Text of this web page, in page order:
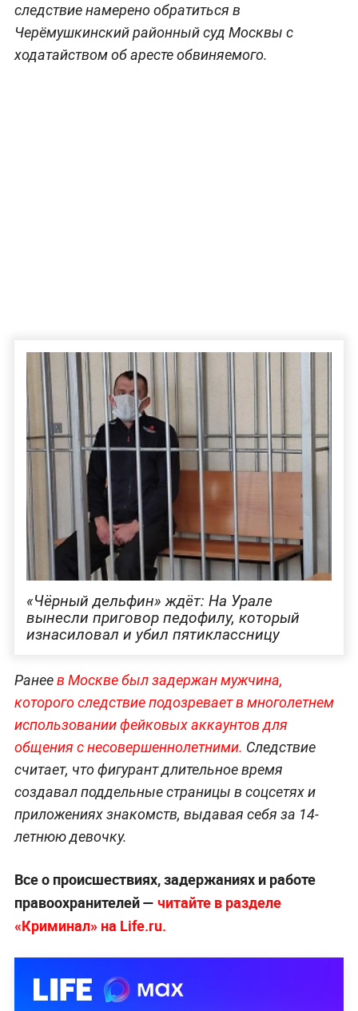
следствие намерено обратиться в
Черёмушкинский районный суд Москвы с
ходатайством об аресте обвиняемого.
«Чёрный дельфин» ждёт: На Урале
вынесли приговор педофилу, который
изнасиловал и убил пятиклассницу
Ранеев Москве был задержан мужчина,
которого следствие подозревает в многолетнем
использовании фейковых аккаунтов для
общения с несовершеннолетними. Следствие
считает, что фигурант длительное время
создавал поддельные страницы в соцсетях и
приложениях знакомств, выдавая себя за 14-
летнюю девочку.
Все о происшествиях, задержаниях и работе
правоохранителей — читайте в разделе
«Криминал» на Life.ru.